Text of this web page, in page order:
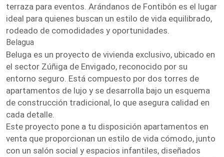
terraza para eventos. Arándanos de Fontibón es el lugar
ideal para quienes buscan un estilo de vida equilibrado,
rodeado de comodidades y oportunidades.
Belagua
Beluga es un proyecto de vivienda exclusivo, ubicado en
el sector Zúñiga de Envigado, reconocido por su
entorno seguro. Está compuesto por dos torres de
apartamentos de lujo y se desarrolla bajo un esquema
de construcción tradicional, lo que asegura calidad en
cada detalle.
Este proyecto pone a tu disposición apartamentos en
venta que proporcionan un estilo de vida cómodo, junto
con un salón social y espacios infantiles, diseñados